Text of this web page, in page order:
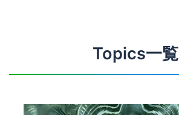
Topics一覧